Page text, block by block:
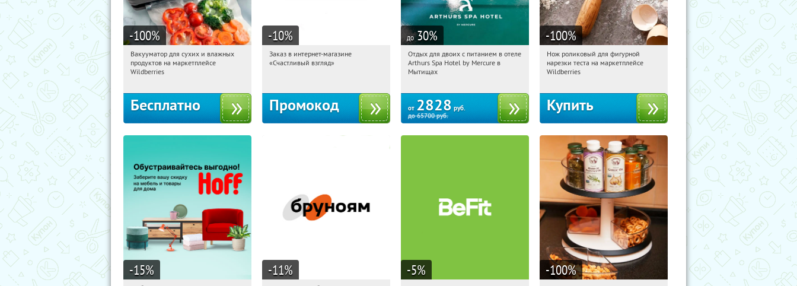
-100%
12:40:31 Получили:175
Россия
Вакууматор для сухих и влажных
продуктов на маркетплейсе
Wildberries
Бесплатно
-10%
12:40:31
Получи первым!
Заказ в интернет-магазине
«Счастливый взгляд»
Промокод
до 30%
12:40:31
Купи первым!
Московская обл., г. Мытищи, д.
Отдых для двоих с питанием в отеле
Arthurs Spa Hotel by Mercure в
Мытищах
от 2828 руб.
до65700руб.
-100%
12:40:31 Получили:
Россия
Нож роликовый для фигурной
нарезки теста на маркетплейсе
Wildberries
Купить
-15% -11% -5% -100%